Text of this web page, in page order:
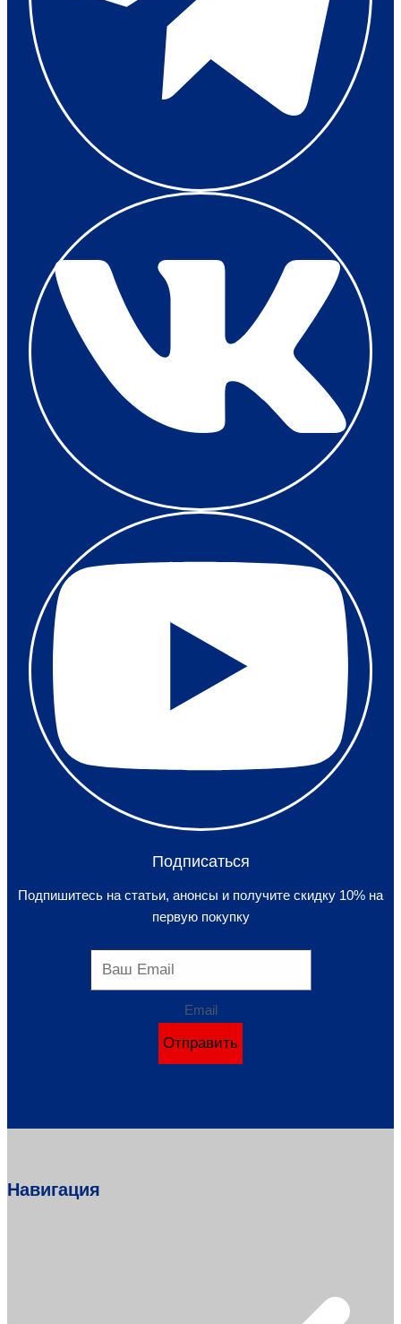
Подписаться
Подпишитесь на статьи, анонсы и получите скидку 10% на
первую покупку
Email
Отправить
Навигация